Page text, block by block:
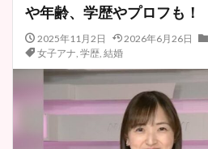
や年齢、学歴やプロフも！
2025年11月2日 2026年6月26日
女子アナ, 学歴, 結婚